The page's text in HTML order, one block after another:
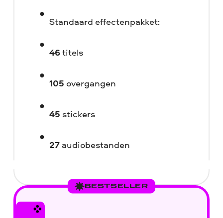
Standaard effectenpakket:
46titels
105 overgangen
45 stickers
27 audiobestanden
BESTSELLER